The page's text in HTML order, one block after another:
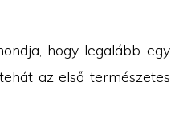
hogy legalább egy
az első természetes